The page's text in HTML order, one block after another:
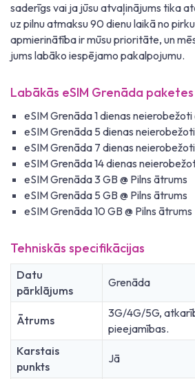
saderīgs vai ja jūsu atvaļinājums tika
uz pilnu atmaksu 90 dienu laikā no
apmierinātība ir mūsu prioritāte, un
jums labāko iespējamo pakalpojumu.
Labākās eSIM Grenāda paketes
eSIM Grenāda 1 dienas neierobežoti
eSIM Grenāda 5 dienas neierobežoti
eSIM Grenāda 7 dienas neierobežoti
eSIM Grenāda 14 dienas
eSIM Grenāda 3 GB @ Pilns ātrums
eSIM Grenāda 5 GB @ Pilns ātrums
eSIM Grenāda 10 GB @ Pilns ātrums
Tehniskās specifikācijas
Datu
pārklājums
Grenāda
Ātrums
3G/4G/5G,
pieejamības.
Karstais
punkts
Jā